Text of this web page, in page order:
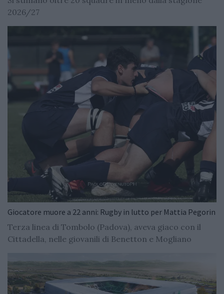
2026/27
Giocatore muore a 22 anni: Rugby in lutto per Mattia Pegorin
Terza linea di Tombolo (Padova), aveva giaco con il
Cittadella, nelle giovanili di Benetton e Mogliano